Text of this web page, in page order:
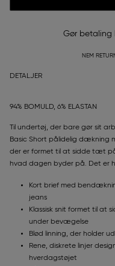
Gør betaling
NEM
DETALJER
94% BOMULD, 6% ELASTAN
Til undertøj, der bare gør sit
Basic Short pålidelig dækning
der er formet til at sidde tæt
hvad dagen byder på. Det er
Kort brief med
jeans
Klassisk snit formet til
under bevægelse
Blød linning, der holder
Rene, diskrete linjer
hverdagstøjet